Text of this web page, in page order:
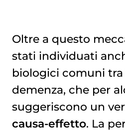
Oltre a questo
stati individuati
biologici comuni tra
demenza, che per
suggeriscono un
causa-effetto. La